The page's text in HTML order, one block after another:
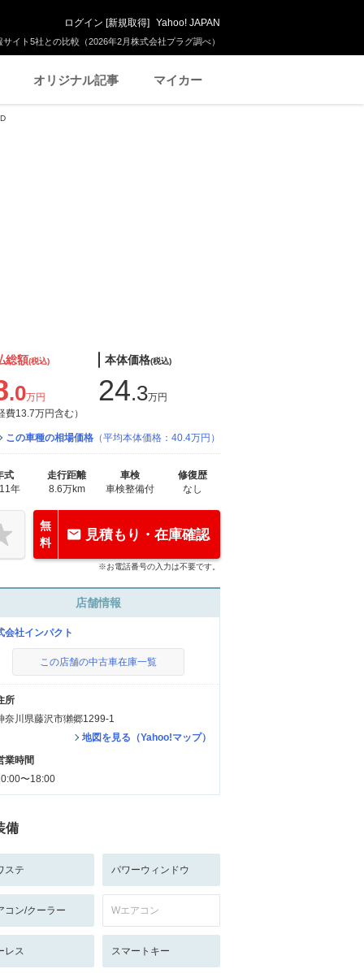
イト5社との比較（2026年2月株式会社プラグ調べ）
ログイン [新規取得] Yahoo! JAPAN
オリジナル記事 マイカー
総額(税込)
.0万円
費13.7万円含む）
本体価格(税込)
24.3万円
この車種の相場価格 （平均本体価格：40.4万円）
式
年
走行距離
8.6万km
車検
車検整備付
修復歴
なし
無
料
見積もり・在庫確認
※お電話番号の入力は不要です。
店舗情報
会社インパクト
この店舗の中古車在庫一覧
所
奈川県藤沢市獺郷1299-1
地図を見る（Yahoo!マップ）
業時間
〜18:00
備
ステ パワーウィンドウ
コン/クーラー Wエアコン
レス スマートキー